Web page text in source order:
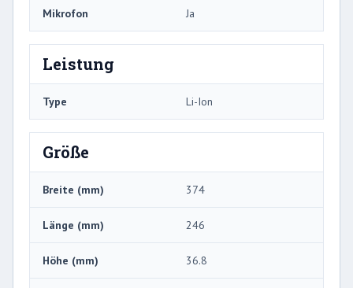
Mikrofon Ja
Leistung
Type Li-Ion
Größe
Breite (mm) 374
Länge (mm) 246
Höhe (mm) 36.8